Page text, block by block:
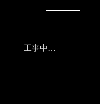
工事中…